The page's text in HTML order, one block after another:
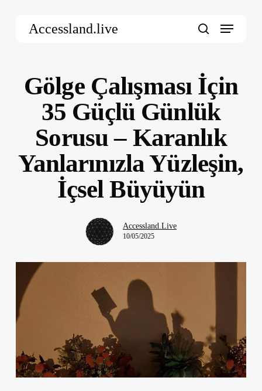
Accessland.live Menu
Gölge Çalışması İçin
35 Güçlü Günlük
Sorusu – Karanlık
Yanlarınızla Yüzleşin,
İçsel Büyüyün
Accessland.Live
10/05/2025